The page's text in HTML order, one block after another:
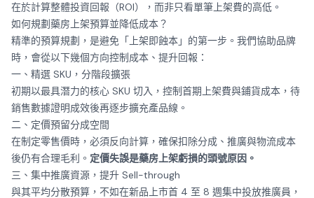
在於計算整體投資回報（ROI），而非只看單筆上架費的高低。
如何規劃藥房上架預算並降低成本？
精準的預算規劃，是避免「上架即蝕本」的第一步。我們協助品牌
時，會從以下幾個方向控制成本、提升回報：
一、精選 SKU，分階段擴張
初期以最具潛力的核心 SKU 切入，控制首期上架費與鋪貨成本，待
銷售數據證明成效後再逐步擴充產品線。
二、定價預留分成空間
在制定零售價時，必須反向計算，確保扣除分成、推廣與物流成本
後仍有合理毛利。 定價失誤是藥房上架虧損的頭號原因。
三、集中推廣資源，提升 Sell-through
與其平均分散預算，不如在新品上市首 4 至 8 週集中投放推廣員，